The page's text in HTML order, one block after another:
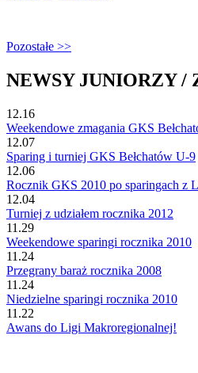
Pozostałe >>
NEWSY JUNIORZY /
12.16
Weekendowe zmagania GKS
12.07
Sparing i turniej GKS Bełchatów U-9
12.06
Rocznik GKS 2010 po sparingach z
12.04
Turniej z udziałem rocznika 2012
11.29
Weekendowe sparingi rocznika 2010
11.24
Przegrany baraż rocznika 2008
11.24
Niedzielne sparingi rocznika 2010
11.22
Awans do Ligi Makroregionalnej!